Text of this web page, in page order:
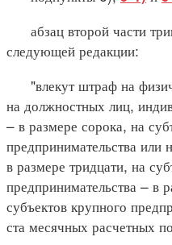
абзац второй части
следующей редакции:
"влекут штраф на
на должностных лиц,
– в размере сорока, на
предпринимательства или
в размере тридцати, на
предпринимательства – в
субъектов крупного
ста месячных расчетных